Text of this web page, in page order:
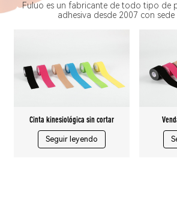
Fuluo es un fabricante de todo tipo de
adhesiva desde 2007 con sede
Cinta kinesiológica sin cortar
Seguir leyendo